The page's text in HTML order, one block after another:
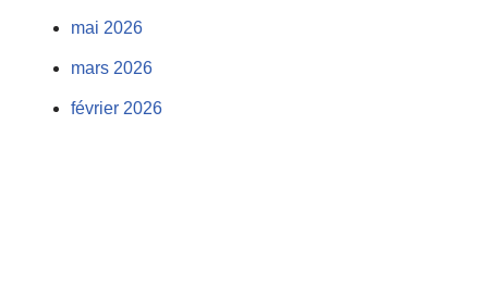
mai 2026
mars 2026
février 2026